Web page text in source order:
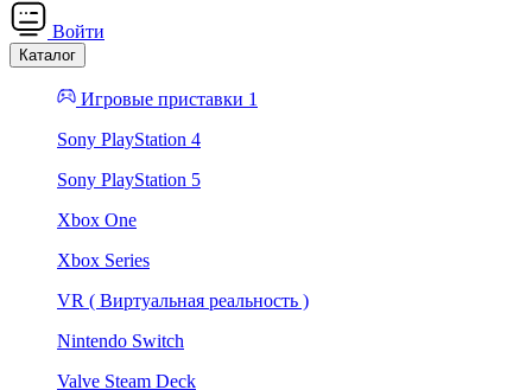
Войти
Каталог
Игровые приставки 1
Sony PlayStation 4
Sony PlayStation 5
Xbox One
Xbox Series
VR ( Виртуальная реальность )
Nintendo Switch
Valve Steam Deck